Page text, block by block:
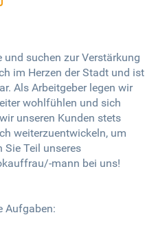
suchen zur Verstärkung
im Herzen der Stadt und ist
Als Arbeitgeber legen wir
wohlfühlen und sich
unseren Kunden stets
weiterzuentwickeln, um
Teil unseres
mann bei uns!
Aufgaben: